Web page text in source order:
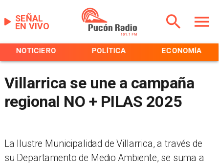
EN VIVO
SEÑAL
NOTICIERO POLÍTICA ECONOMÍA
Villarrica se une a campaña
regional NO + PILAS 2025
La Ilustre Municipalidad de Villarrica, a través de
su Departamento de Medio Ambiente, se suma a